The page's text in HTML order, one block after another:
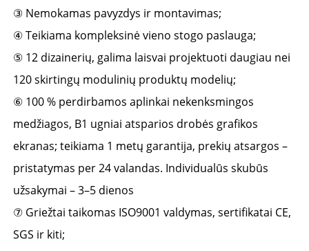
③ Nemokamas pavyzdys ir montavimas;
④ Teikiama kompleksinė vieno stogo paslauga;
⑤ 12 dizainerių, galima laisvai projektuoti daugiau nei
120 skirtingų modulinių produktų modelių;
⑥ 100 % perdirbamos aplinkai nekenksmingos
medžiagos, B1 ugniai atsparios drobės grafikos
ekranas; teikiama 1 metų garantija, prekių atsargos –
pristatymas per 24 valandas. Individualūs skubūs
užsakymai – 3–5 dienos
⑦ Griežtai taikomas ISO9001 valdymas, sertifikatai CE,
SGS ir kiti;